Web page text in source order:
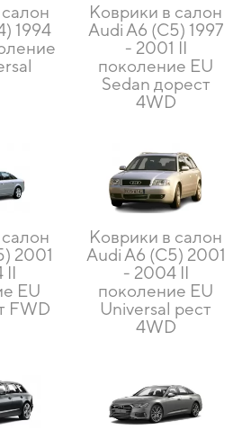
1994
Коврики в салон
Audi A6 (C5) 1997
- 2001 II
поколение EU
Sedan дорест
4WD
2001
II
EU
FWD
Коврики в салон
Audi A6 (C5) 2001
- 2004 II
поколение EU
Universal рест
4WD